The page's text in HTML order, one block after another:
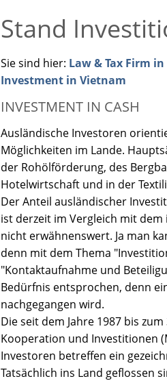
Stand
Sie sind hier: Law & Tax Firm
Investment in Vietnam
INVESTMENT IN CASH
Ausländische Investoren
Möglichkeiten im Lande.
der Rohölförderung, des
Hotelwirtschaft und in der
Der Anteil ausländischer
ist derzeit im Vergleich mit
nicht erwähnenswert. Ja man
denn mit dem Thema
"Kontaktaufnahme und
Bedürfnis entsprochen, denn
nachgegangen wird.
Die seit dem Jahre 1987 bis
Kooperation und Investitionen
Investoren betreffen ein
Tatsächlich ins Land geflossen